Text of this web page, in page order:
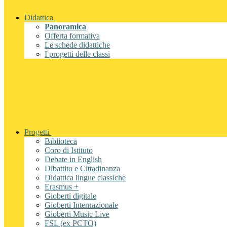
Didattica
Panoramica
Offerta formativa
Le schede didattiche
I progetti delle classi
Progetti
Biblioteca
Coro di Istituto
Debate in English
Dibattito e Cittadinanza
Didattica lingue classiche
Erasmus +
Gioberti digitale
Gioberti Internazionale
Gioberti Music Live
FSL (ex PCTO)